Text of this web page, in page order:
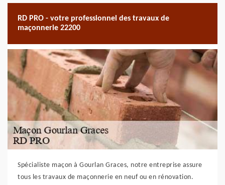
RD PRO - votre professionnel des travaux de
maçonnerie 22200
Spécialiste maçon à Gourlan Graces, notre entreprise assure
tous les travaux de maçonnerie en neuf ou en rénovation.